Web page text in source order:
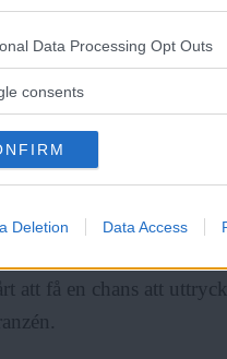
that this website/app uses
to your visit or usage
for below specified
Data Processing Opt Outs
consents
Deletion Data Access
Frias
Sveriges enda gröna
digitalt och i tryck.
har funnits i tio år
olika
en fotograf och en
med media och konst.
att få en chans att